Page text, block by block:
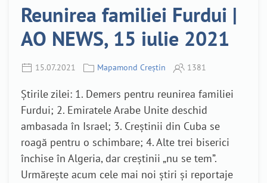
Reunirea familiei Furdui |
AO NEWS, 15 iulie 2021
15.07.2021 Mapamond Creștin 1381
Știrile zilei: 1. Demers pentru reunirea familiei
Furdui; 2. Emiratele Arabe Unite deschid
ambasada în Israel; 3. Creștinii din Cuba se
roagă pentru o schimbare; 4. Alte trei biserici
închise în Algeria, dar creștinii „nu se tem”.
Urmărește acum cele mai noi știri și reportaje